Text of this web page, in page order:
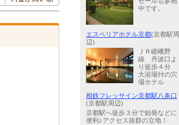
中です。
エスペリアホテル京都(京都駅周
辺)
ＪＲ嵯峨野
線 丹波口よ
り徒歩４分
大浴場付の穴
場ホテル
相鉄フレッサイン京都駅八条口
(京都駅周辺)
京都駅へ徒歩３分で始発などに
便利♪アクセス抜群の立地！